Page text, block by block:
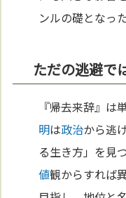
ンルの礎となった
ただの逃避で
『帰去来辞』は
明は政治から逃
る生き方」を見
値観からすれば